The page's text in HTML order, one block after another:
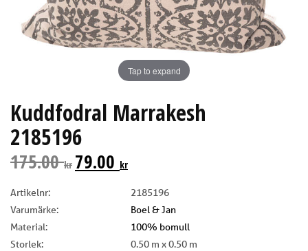
Tap to expand
Kuddfodral Marrakesh
2185196
175.00kr 79.00 kr
Artikelnr:
2185196
Varumärke:
Boel & Jan
Material:
100% bomull
Storlek:
0.50 m x 0.50 m